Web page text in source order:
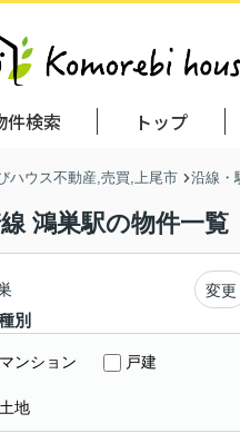
件検索 トップ
ハウス不動産,売買,上尾市 沿線・
鴻巣駅の物件一覧
変更
別
マンション 戸建
土地